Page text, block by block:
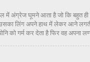
में अंग्रेज घूमने आता है जो कि बहुत
लिंग अपने हाथ में लेकर आने
को गर्म कर देता है फिर वह अपना